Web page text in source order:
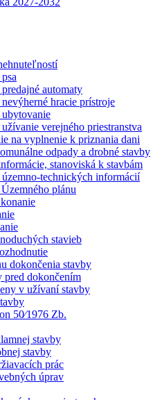
automaty
hracie prístroje
verejného priestranstva
na vyplnenie k priznania dani
odpady a drobné stavby
stanoviská k stavbám
technických informácií
plánu
stavieb
dokončenia stavby
pred dokončením
v užívaní stavby
50⁄1976 Zb.
stavby
stavby
prác
úprav